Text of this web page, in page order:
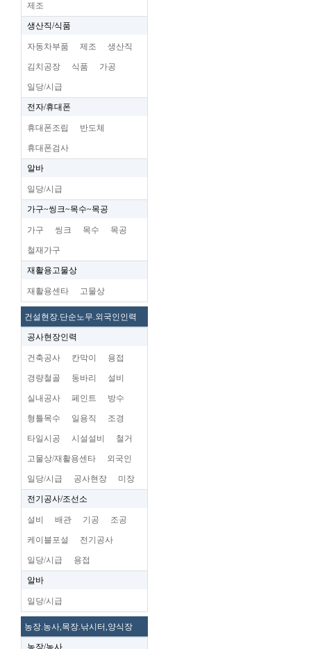
제조
생산직/식품
자동차부품 제조 생산직
김치공장 식품 가공
일당/시급
전자/휴대폰
휴대폰조립 반도체
휴대폰검사
알바
일당/시급
가구~씽크~목수~목공
가구 씽크 목수 목공
철재가구
재활용고물상
재활용센타 고물상
건설현장.단순노무.외국인인력
공사현장인력
건축공사 칸막이 용접
경량철골 동바리 설비
실내공사 페인트 방수
형틀목수 일용직 조경
타일시공 시설설비 철거
고물상/재활용센타 외국인
일당/시급 공사현장 미장
전기공사/조선소
설비 배관 기공 조공
케이블포설 전기공사
일당/시급 용접
알바
일당/시급
농장.농사,목장.낚시터,양식장
농장/농사